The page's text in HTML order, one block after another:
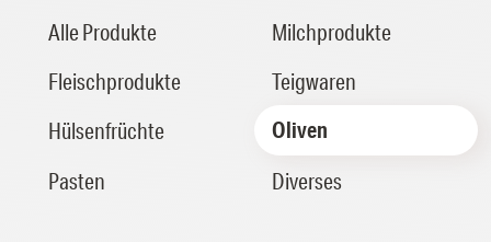
Alle Produkte
Milchprodukte
Fleischprodukte
Teigwaren
Hülsenfrüchte
Oliven
Pasten Diverses